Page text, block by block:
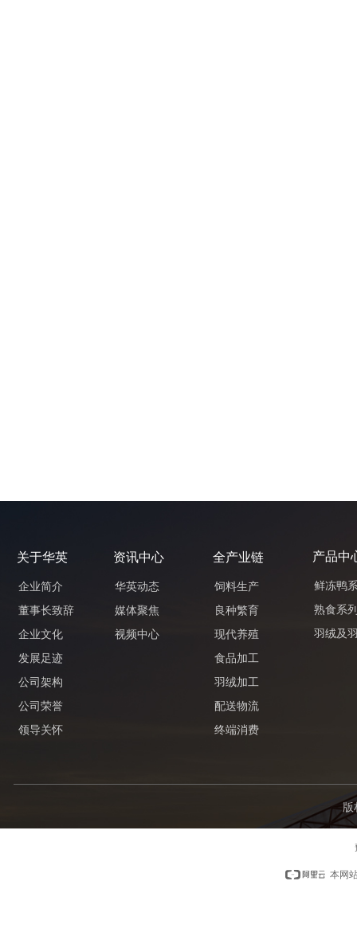
企业简介
董事长致辞
企业文化
发展足迹
公司架构
公司荣誉
领导关怀
关于华英 资讯中心
华英动态
媒体聚焦
视频中心
全产业链
饲料生产
良种繁育
现代养殖
食品加工
羽绒加工
配送物流
终端消费
产品中
鲜冻鸭
熟食系
羽绒及
本网